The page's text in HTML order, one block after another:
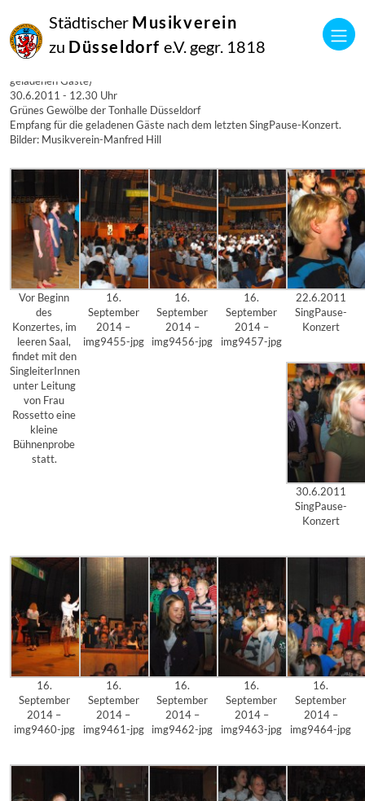
Städtischer Musikverein
zu Düsseldorf e.V. gegr. 1818
Juni
2011
mvwp
geladenen Gäste)
30.6.2011 - 12.30 Uhr
Grünes Gewölbe der Tonhalle Düsseldorf
Empfang für die geladenen Gäste nach dem letzten SingPause-Konzert.
Bilder: Musikverein-Manfred Hill
Vor Beginn
des
Konzertes, im
leeren Saal,
findet mit den
SingleiterInnen
unter Leitung
von Frau
Rossetto eine
kleine
Bühnenprobe
statt.
16.
September
2014 –
img9455-jpg
16.
September
2014 –
img9456-jpg
16.
September
2014 –
img9457-jpg
22.6.2011
SingPause-
Konzert
30.6.2011
SingPause-
Konzert
16.
September
2014 –
img9460-jpg
16.
September
2014 –
img9461-jpg
16.
September
2014 –
img9462-jpg
16.
September
2014 –
img9463-jpg
16.
September
2014 –
img9464-jpg